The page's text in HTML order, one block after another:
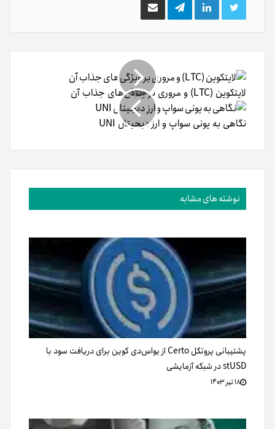
توییتر لینکدینتلگرام اشتراک
گذاری
ایمیل
لایتکوین (LTC) و مروری بر ویژگی‌های جذاب آن
نگاهی به یونی ‌سواپ و ارز دیجیتال UNI
نوشته های مشابه
پشتیبانی پروتکل Certo از یواس‌دی کوین برای دریافت سود با
stUSD در شبکه آزمایشی
۱۸ تیر ۱۴۰۳